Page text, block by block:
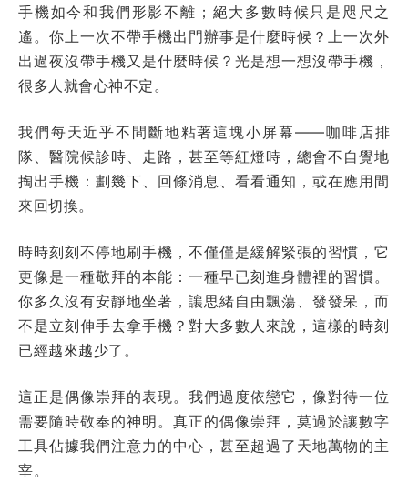
手機如今和我們形影不離；絕大多數時候只是咫尺之
遙。你上一次不帶手機出門辦事是什麼時候？上一次外
出過夜沒帶手機又是什麼時候？光是想一想沒帶手機，
很多人就會心神不定。
我們每天近乎不間斷地粘著這塊小屏幕——咖啡店排
隊、醫院候診時、走路，甚至等紅燈時，總會不自覺地
掏出手機：劃幾下、回條消息、看看通知，或在應用間
來回切換。
時時刻刻不停地刷手機，不僅僅是緩解緊張的習慣，它
更像是一種敬拜的本能：一種早已刻進身體裡的習慣。
你多久沒有安靜地坐著，讓思緒自由飄蕩、發發呆，而
不是立刻伸手去拿手機？對大多數人來說，這樣的時刻
已經越來越少了。
這正是偶像崇拜的表現。我們過度依戀它，像對待一位
需要隨時敬奉的神明。真正的偶像崇拜，莫過於讓數字
工具佔據我們注意力的中心，甚至超過了天地萬物的主
宰。